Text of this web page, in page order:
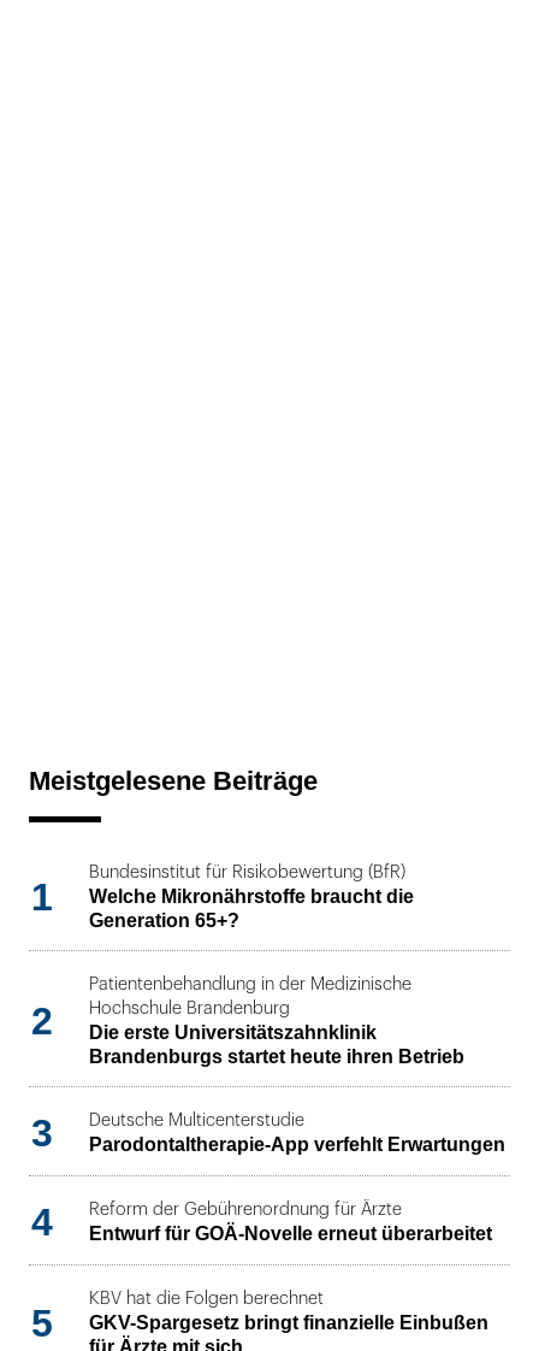
Meistgelesene Beiträge
1
Bundesinstitut für Risikobewertung (BfR)
Welche Mikronährstoffe braucht die
Generation 65+?
2
Patientenbehandlung in der Medizinische
Hochschule Brandenburg
Die erste Universitätszahnklinik
Brandenburgs startet heute ihren Betrieb
3 Deutsche Multicenterstudie
Parodontaltherapie-App verfehlt Erwartungen
4 Reform der Gebührenordnung für Ärzte
Entwurf für GOÄ-Novelle erneut überarbeitet
5
KBV hat die Folgen berechnet
GKV-Spargesetz bringt finanzielle Einbußen
für Ärzte mit sich